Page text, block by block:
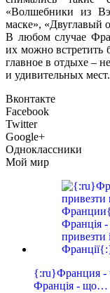
«Волшебники из
маске», «Двуглавый
В любом случае
их можно встретить
главное в отдыхе –
и удивительных мест.
Вконтакте
Facebook
Twitter
Google+
Одноклассники
Мой мир
{:ru}Франция -
Франція - що…